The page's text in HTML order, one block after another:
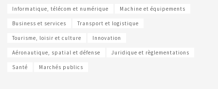
Informatique, télécom et numérique Machine et équipements
Business et services Transport et logistique
Tourisme, loisir et culture Innovation
Aéronautique, spatial et défense Juridique et règlementations
Santé Marchés publics